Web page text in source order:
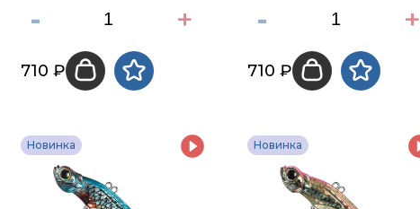
- +
710 ₽
- +
710 ₽
Новинка Новинка